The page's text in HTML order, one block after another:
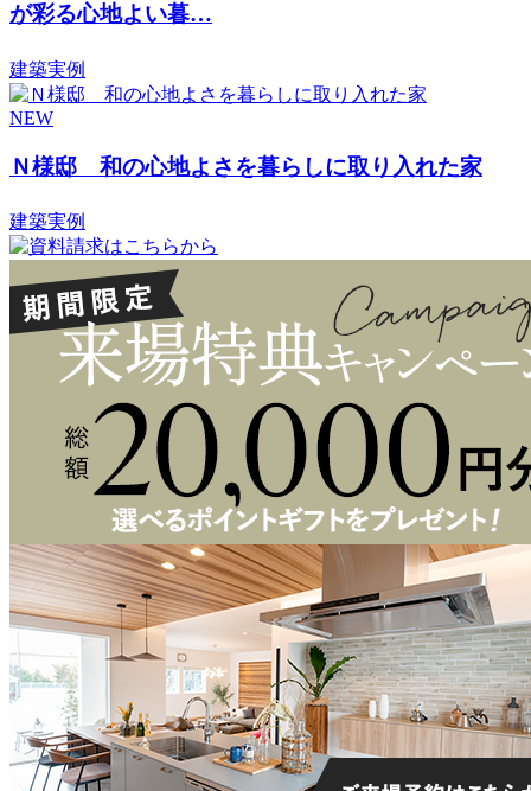
が彩る心地よい暮…
建築実例
NEW
Ｎ様邸 和の心地よさを暮らしに取り入れた家
建築実例